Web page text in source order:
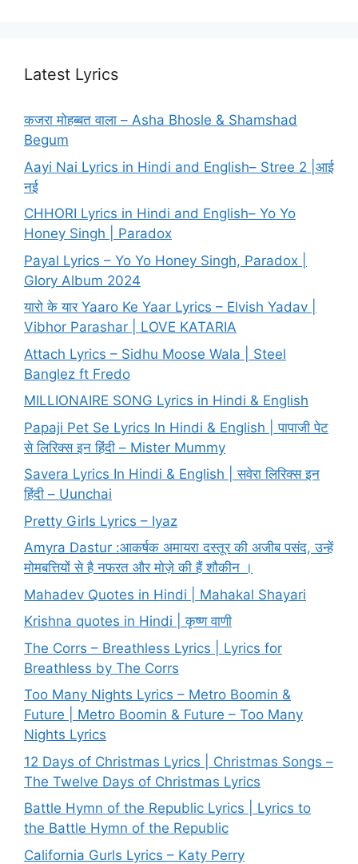
Latest Lyrics
कजरा मोहब्बत वाला – Asha Bhosle & Shamshad
Begum
Aayi Nai Lyrics in Hindi and English– Stree 2 |आई
नई
CHHORI Lyrics in Hindi and English– Yo Yo
Honey Singh | Paradox
Payal Lyrics – Yo Yo Honey Singh, Paradox |
Glory Album 2024
यारो के यार Yaaro Ke Yaar Lyrics – Elvish Yadav |
Vibhor Parashar | LOVE KATARIA
Attach Lyrics – Sidhu Moose Wala | Steel
Banglez ft Fredo
MILLIONAIRE SONG Lyrics in Hindi & English
Papaji Pet Se Lyrics In Hindi & English | पापाजी पेट
से लिरिक्स इन हिंदी – Mister Mummy
Savera Lyrics In Hindi & English | सवेरा लिरिक्स इन
हिंदी – Uunchai
Pretty Girls Lyrics – Iyaz
Amyra Dastur :आकर्षक अमायरा दस्तूर की अजीब पसंद, उन्हें
मोमबत्तियों से है नफरत और मोज़े की हैं शौकीन ।
Mahadev Quotes in Hindi | Mahakal Shayari
Krishna quotes in Hindi | कृष्ण वाणी
The Corrs – Breathless Lyrics | Lyrics for
Breathless by The Corrs
Too Many Nights Lyrics – Metro Boomin &
Future | Metro Boomin & Future – Too Many
Nights Lyrics
12 Days of Christmas Lyrics | Christmas Songs –
The Twelve Days of Christmas Lyrics
Battle Hymn of the Republic Lyrics | Lyrics to
the Battle Hymn of the Republic
California Gurls Lyrics – Katy Perry